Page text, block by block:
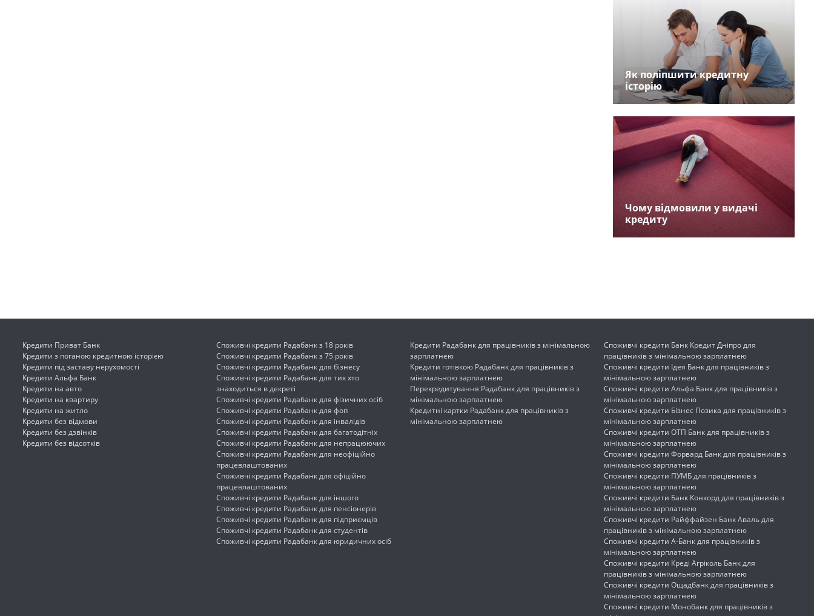
Як поліпшити кредитну
історію
Чому відмовили у видачі
кредиту
Кредити Приват Банк
Кредити з поганою кредитною історією
Кредити під заставу нерухомості
Кредити Альфа Банк
Кредити на авто
Кредити на квартиру
Кредити на житло
Кредити без відмови
Кредити без дзвінків
Кредити без відсотків
Споживчі кредити Радабанк з 18 років
Споживчі кредити Радабанк з 75 років
Споживчі кредити Радабанк для бізнесу
Споживчі кредити Радабанк для тих хто
знаходиться в декреті
Споживчі кредити Радабанк для фізичних осіб
Споживчі кредити Радабанк для фоп
Споживчі кредити Радабанк для інвалідів
Споживчі кредити Радабанк для багатодітніх
Споживчі кредити Радабанк для непрацюючих
Споживчі кредити Радабанк для неофіційно
працевлаштованих
Споживчі кредити Радабанк для офіційно
працевлаштованих
Споживчі кредити Радабанк для іншого
Споживчі кредити Радабанк для пенсіонерів
Споживчі кредити Радабанк для підприємців
Споживчі кредити Радабанк для студентів
Споживчі кредити Радабанк для юридичних осіб
Кредити Радабанк для працівників з мінімальною
зарплатнею
Кредити готівкою Радабанк для працівників з
мінімальною зарплатнею
Перекредитування Радабанк для працівників з
мінімальною зарплатнею
Кредитні картки Радабанк для працівників з
мінімальною зарплатнею
Споживчі кредити Банк Кредит Дніпро для
працівників з мінімальною зарплатнею
Споживчі кредити Ідея Банк для працівників з
мінімальною зарплатнею
Споживчі кредити Альфа Банк для працівників з
мінімальною зарплатнею
Споживчі кредити Бізнес Позика для працівників з
мінімальною зарплатнею
Споживчі кредити ОТП Банк для працівників з
мінімальною зарплатнею
Споживчі кредити Форвард Банк для працівників з
мінімальною зарплатнею
Споживчі кредити ПУМБ для працівників з
мінімальною зарплатнею
Споживчі кредити Банк Конкорд для працівників з
мінімальною зарплатнею
Споживчі кредити Райффайзен Банк Аваль для
працівників з мінімальною зарплатнею
Споживчі кредити А-Банк для працівників з
мінімальною зарплатнею
Споживчі кредити Креді Агріколь Банк для
працівників з мінімальною зарплатнею
Споживчі кредити Ощадбанк для працівників з
мінімальною зарплатнею
Споживчі кредити Монобанк для працівників з